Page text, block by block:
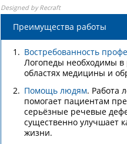
Designed by Recraft
Преимущества работы
Востребованность
Логопеды необходимы в
областях медицины и
Помощь людям. Работа
помогает пациентам
серьёзные речевые
существенно улучшает
жизни.